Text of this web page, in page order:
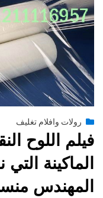
byengmansyPosted
on
يونيو 28, 2015
رولات وافلام تغليف
فيلم اللوح
الماكينة
المهندس